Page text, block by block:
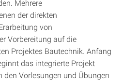
Mehrere
der direkten
von
Vorbereitung auf die
Projektes Bautechnik. Anfang
das integrierte Projekt
den Vorlesungen und Übungen